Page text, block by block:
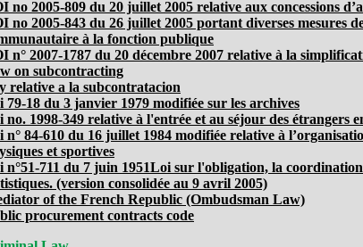
no 2005-809 du 20 juillet 2005 relative aux concessions
no 2005-843 du 26 juillet 2005 portant diverses mesures
à la fonction publique
n° 2007-1787 du 20 décembre 2007 relative à la
on subcontracting
relative a la subcontratacion
79-18 du 3 janvier 1979 modifiée sur les archives
no. 1998-349 relative à l'entrée et au séjour des étrangers
n° 84-610 du 16 juillet 1984 modifiée relative à
et sportives
n°51-711 du 7 juin 1951Loi sur l'obligation, la coordination
(version consolidée au 9 avril 2005)
of the French Republic (Ombudsman Law)
procurement contracts code